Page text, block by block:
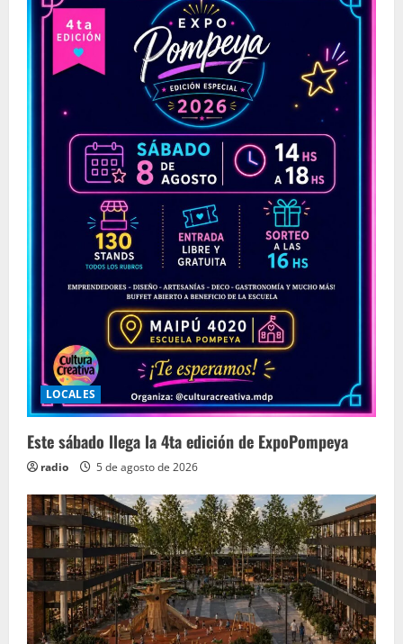
LOCALES
Este sábado llega la 4ta edición de ExpoPompeya
radio 5 de agosto de 2026